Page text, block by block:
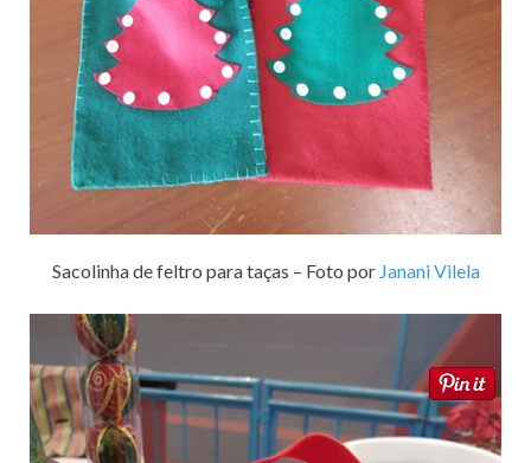
Sacolinha de feltro para taças – Foto por Janani Vilela